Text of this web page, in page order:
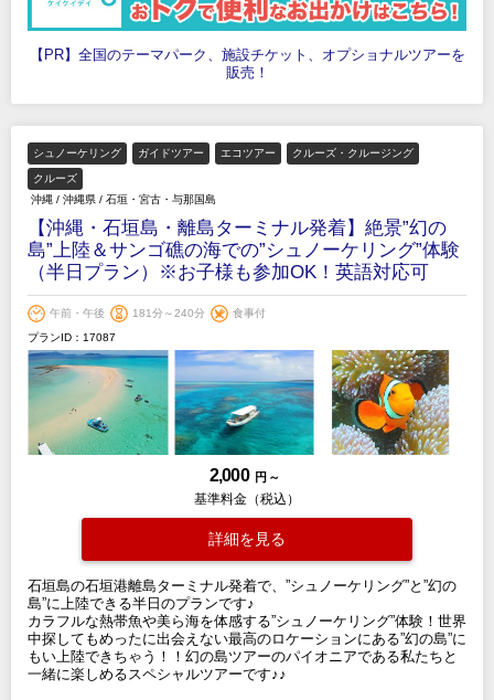
【PR】全国のテーマパーク、施設チケット、オプショナルツアーを
販売！
シュノーケリング ガイドツアー エコツアー クルーズ・クルージング
クルーズ
沖縄 / 沖縄県 / 石垣・宮古・与那国島
【沖縄・石垣島・離島ターミナル発着】絶景”幻の
島”上陸＆サンゴ礁の海での”シュノーケリング”体験
（半日プラン）※お子様も参加OK！英語対応可
午前・午後 181分～240分
食事付
プランID：17087
2,000 円 ～
基準料金（税込）
詳細を見る
石垣島の石垣港離島ターミナル発着で、”シュノーケリング”と”幻の
島”に上陸できる半日のプランです♪
カラフルな熱帯魚や美ら海を体感する”シュノーケリング”体験！世界
中探してもめったに出会えない最高のロケーションにある”幻の島”に
もい上陸できちゃう！！幻の島ツアーのパイオニアである私たちと
一緒に楽しめるスペシャルツアーです♪♪